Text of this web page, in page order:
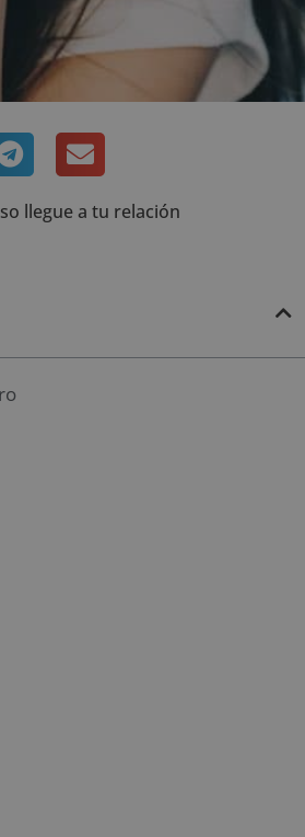
llegue a tu relación